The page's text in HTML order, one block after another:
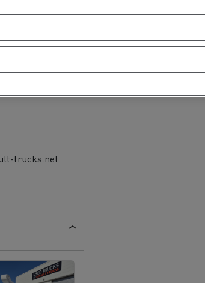
-
trucks.net